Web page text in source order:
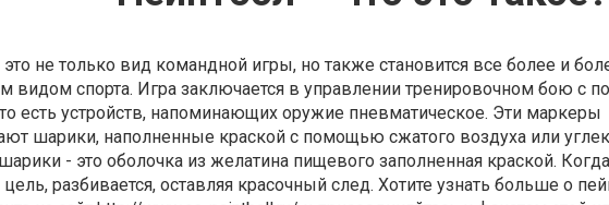
не только вид командной игры, но также становится все более и
видом спорта. Игра заключается в управлении тренировочном бою с
есть устройств, напоминающих оружие пневматическое. Эти маркеры
шарики, наполненные краской с помощью сжатого воздуха или
- это оболочка из желатина пищевого заполненная краской.
разбивается, оставляя красочный след. Хотите узнать больше о